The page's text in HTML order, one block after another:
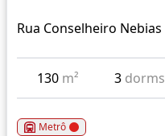
Rua Conselheiro Nebias
130 m² 3 dorms
Metrô